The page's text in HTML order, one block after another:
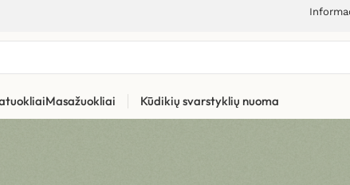
Masažuokliai Kūdikių svarstyklių nuoma